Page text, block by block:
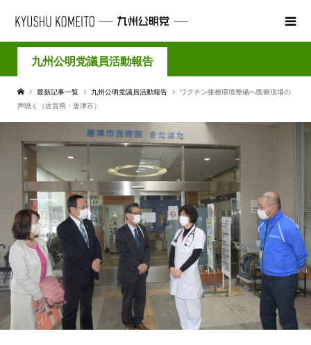
九州公明党議員活動報告
最新記事一覧 九州公明党議員活動報告
ワクチン接種環境整備へ医療現場の
声聴く（佐賀県・唐津市）